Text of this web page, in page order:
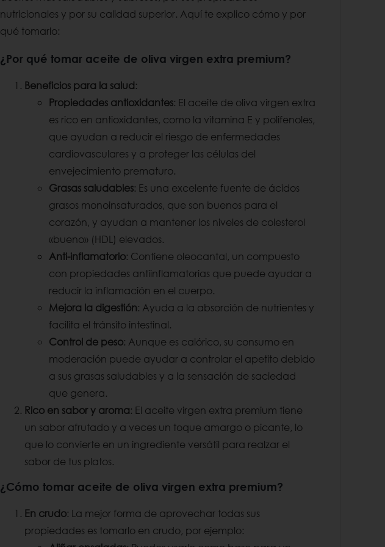
nutricionales y por su calidad superior. Aquí te explico cómo y por
qué tomarlo:
¿Por qué tomar aceite de oliva virgen extra premium?
Beneficios para la salud:
Propiedades antioxidantes: El aceite de oliva virgen extra
es rico en antioxidantes, como la vitamina E y polifenoles,
que ayudan a reducir el riesgo de enfermedades
cardiovasculares y a proteger las células del
envejecimiento prematuro.
Grasas saludables: Es una excelente fuente de ácidos
grasos monoinsaturados, que son buenos para el
corazón, y ayudan a mantener los niveles de colesterol
«bueno» (HDL) elevados.
Anti-inflamatorio: Contiene oleocantal, un compuesto
con propiedades antiinflamatorias que puede ayudar a
reducir la inflamación en el cuerpo.
Mejora la digestión: Ayuda a la absorción de nutrientes y
facilita el tránsito intestinal.
Control de peso: Aunque es calórico, su consumo en
moderación puede ayudar a controlar el apetito debido
a sus grasas saludables y a la sensación de saciedad
que genera.
Rico en sabor y aroma: El aceite virgen extra premium tiene
un sabor afrutado y a veces un toque amargo o picante, lo
que lo convierte en un ingrediente versátil para realzar el
sabor de tus platos.
¿Cómo tomar aceite de oliva virgen extra premium?
En crudo: La mejor forma de aprovechar todas sus
propiedades es tomarlo en crudo, por ejemplo: